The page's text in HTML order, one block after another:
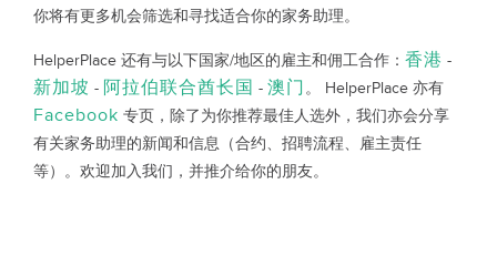
你将有更多机会筛选和寻找适合你的家务助理。
HelperPlace 还有与以下国家/地区的雇主和佣工合作： 香港 -
新加坡 - 阿拉伯联合酋长国 - 澳门 。 HelperPlace 亦有
Facebook 专页，除了为你推荐最佳人选外，我们亦会分享
有关家务助理的新闻和信息（合约、招聘流程、雇主责任
等）。欢迎加入我们，并推介给你的朋友。